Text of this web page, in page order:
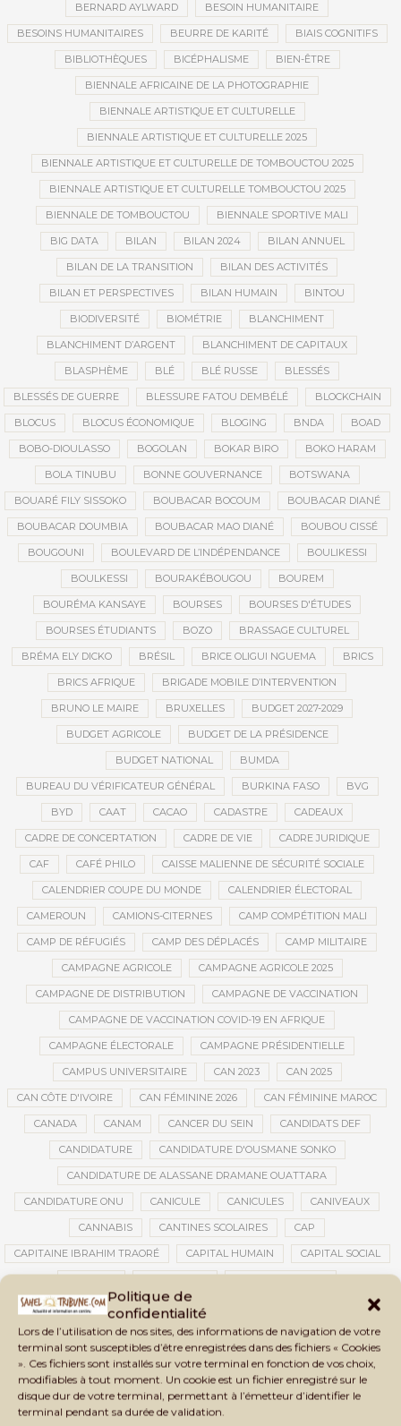
Politique de
confidentialité
Lors de l’utilisation de nos sites, des informations de navigation de votre
terminal sont susceptibles d’être enregistrées dans des fichiers « Cookies
». Ces fichiers sont installés sur votre terminal en fonction de vos choix,
modifiables à tout moment. Un cookie est un fichier enregistré sur le
disque dur de votre terminal, permettant à l’émetteur d’identifier le
terminal pendant sa durée de validation.
BERNARD AYLWARD BESOIN HUMANITAIRE
BESOINS HUMANITAIRES BEURRE DE KARITÉ BIAIS COGNITIFS
BIBLIOTHÈQUES BICÉPHALISME BIEN-ÊTRE
BIENNALE AFRICAINE DE LA PHOTOGRAPHIE
BIENNALE ARTISTIQUE ET CULTURELLE
BIENNALE ARTISTIQUE ET CULTURELLE 2025
BIENNALE ARTISTIQUE ET CULTURELLE DE TOMBOUCTOU 2025
BIENNALE ARTISTIQUE ET CULTURELLE TOMBOUCTOU 2025
BIENNALE DE TOMBOUCTOU BIENNALE SPORTIVE MALI
BIG DATA BILAN BILAN 2024 BILAN ANNUEL
BILAN DE LA TRANSITION BILAN DES ACTIVITÉS
BILAN ET PERSPECTIVES BILAN HUMAIN BINTOU
BIODIVERSITÉ BIOMÉTRIE BLANCHIMENT
BLANCHIMENT D’ARGENT BLANCHIMENT DE CAPITAUX
BLASPHÈME BLÉ BLÉ RUSSE BLESSÉS
BLESSÉS DE GUERRE BLESSURE FATOU DEMBÉLÉ BLOCKCHAIN
BLOCUS BLOCUS ÉCONOMIQUE BLOGING BNDA BOAD
BOBO-DIOULASSO BOGOLAN BOKAR BIRO BOKO HARAM
BOLA TINUBU BONNE GOUVERNANCE BOTSWANA
BOUARÉ FILY SISSOKO BOUBACAR BOCOUM BOUBACAR DIANÉ
BOUBACAR DOUMBIA BOUBACAR MAO DIANÉ BOUBOU CISSÉ
BOUGOUNI BOULEVARD DE L’INDÉPENDANCE BOULIKESSI
BOULKESSI BOURAKÉBOUGOU BOUREM
BOURÉMA KANSAYE BOURSES BOURSES D'ÉTUDES
BOURSES ÉTUDIANTS BOZO BRASSAGE CULTUREL
BRÉMA ELY DICKO BRÉSIL BRICE OLIGUI NGUEMA BRICS
BRICS AFRIQUE BRIGADE MOBILE D’INTERVENTION
BRUNO LE MAIRE BRUXELLES BUDGET 2027-2029
BUDGET AGRICOLE BUDGET DE LA PRÉSIDENCE
BUDGET NATIONAL BUMDA
BUREAU DU VÉRIFICATEUR GÉNÉRAL BURKINA FASO BVG
BYD CAAT CACAO CADASTRE CADEAUX
CADRE DE CONCERTATION CADRE DE VIE CADRE JURIDIQUE
CAF CAFÉ PHILO CAISSE MALIENNE DE SÉCURITÉ SOCIALE
CALENDRIER COUPE DU MONDE CALENDRIER ÉLECTORAL
CAMEROUN CAMIONS-CITERNES CAMP COMPÉTITION MALI
CAMP DE RÉFUGIÉS CAMP DES DÉPLACÉS CAMP MILITAIRE
CAMPAGNE AGRICOLE CAMPAGNE AGRICOLE 2025
CAMPAGNE DE DISTRIBUTION CAMPAGNE DE VACCINATION
CAMPAGNE DE VACCINATION COVID-19 EN AFRIQUE
CAMPAGNE ÉLECTORALE CAMPAGNE PRÉSIDENTIELLE
CAMPUS UNIVERSITAIRE CAN 2023 CAN 2025
CAN CÔTE D'IVOIRE CAN FÉMININE 2026 CAN FÉMININE MAROC
CANADA CANAM CANCER DU SEIN CANDIDATS DEF
CANDIDATURE CANDIDATURE D'OUSMANE SONKO
CANDIDATURE DE ALASSANE DRAMANE OUATTARA
CANDIDATURE ONU CANICULE CANICULES CANIVEAUX
CANNABIS CANTINES SCOLAIRES CAP
CAPITAINE IBRAHIM TRAORÉ CAPITAL HUMAIN CAPITAL SOCIAL
CARTE D’IDENTITÉ BIOMÉTRIQUE CARTE NINA CARTONS ROUGES
CASABLANCA CATASTROPHE CATASTROPHE NATURELLE
CATASTROPHES CLIMATIQUES CATASTROPHES NATURELLES
CAUTION 10 000 DOLLARS CAUTION DE VISA CDAT CECOGEC
CEDEAO CÉDÉAO CEI CÉLÉBRATION NATIONALE